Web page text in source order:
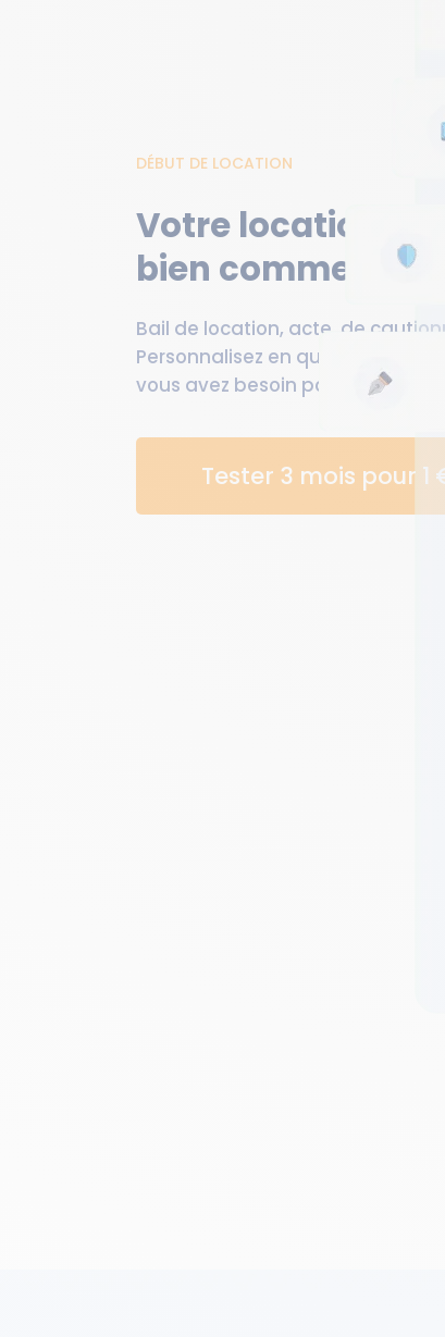
DÉBUT DE LOCATION
Votre location n'a
bien commencé
Bail de location, acte, de
Personnalisez en quelques clics
vous avez besoin pour
Tester 3 mois pour 1